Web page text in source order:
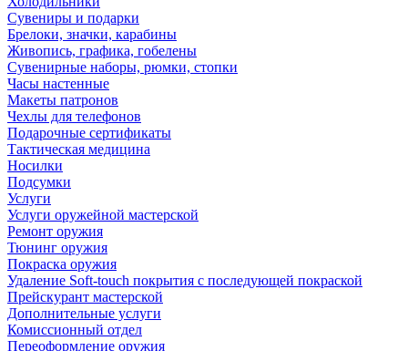
Сувениры и подарки
Брелоки, значки, карабины
Живопись, графика, гобелены
Сувенирные наборы, рюмки, стопки
Часы настенные
Макеты патронов
Чехлы для телефонов
Подарочные сертификаты
Тактическая медицина
Носилки
Подсумки
Услуги
Услуги оружейной мастерской
Ремонт оружия
Тюнинг оружия
Покраска оружия
Удаление Soft-touch покрытия с последующей покраской
Прейскурант мастерской
Дополнительные услуги
Комиссионный отдел
Переоформление оружия